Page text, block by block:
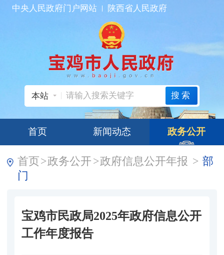
中央人民政府门户网站 陕西省人民政府
本站 搜索
首页 新闻动态 政务公开
首页>政务公开 >政府信息公开年报 > 部
门
宝鸡市民政局2025年政府信息公开
工作年度报告